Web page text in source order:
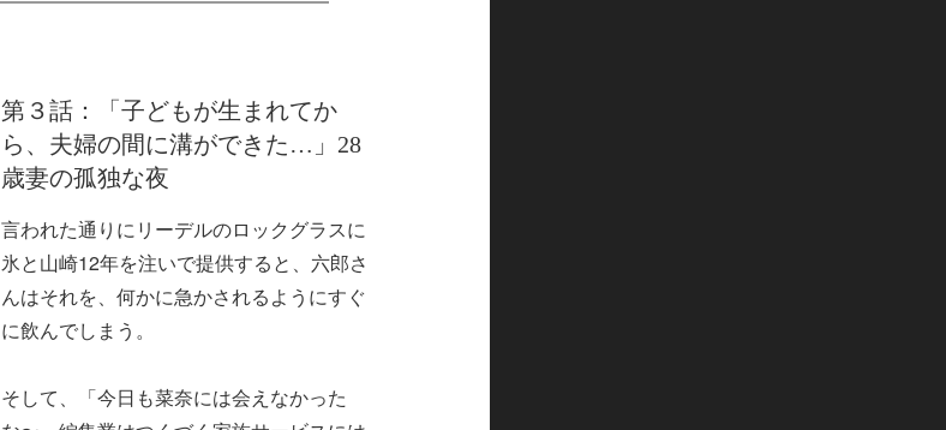
第３話：「子どもが生まれてか
ら、夫婦の間に溝ができた…」28
歳妻の孤独な夜
言われた通りにリーデルのロックグラスに
氷と山崎12年を注いで提供すると、六郎さ
んはそれを、何かに急かされるようにすぐ
に飲んでしまう。
そして、「今日も菜奈には会えなかった